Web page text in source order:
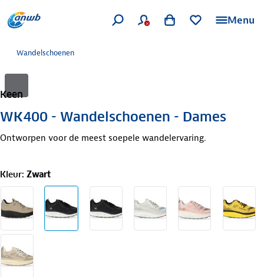
Menu
Wandelschoenen
Keen
WK400 - Wandelschoenen - Dames
Ontworpen voor de meest soepele wandelervaring.
Kleur: Zwart